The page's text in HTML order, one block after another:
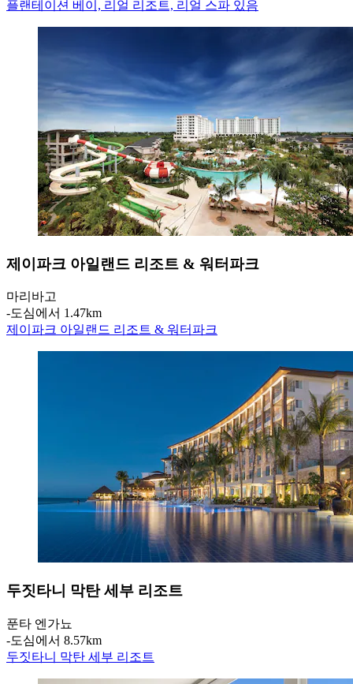
플랜테이션 베이, 리얼 리조트, 리얼 스파 있음
제이파크 아일랜드 리조트 & 워터파크
마리바고
‐도심에서 1.47km
제이파크 아일랜드 리조트 & 워터파크
두짓타니 막탄 세부 리조트
푼타 엔가뇨
‐도심에서 8.57km
두짓타니 막탄 세부 리조트